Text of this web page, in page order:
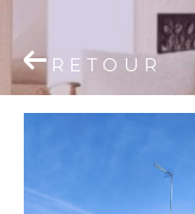
RETOUR